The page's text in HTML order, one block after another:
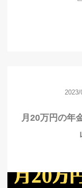
2023/
月20万円の年